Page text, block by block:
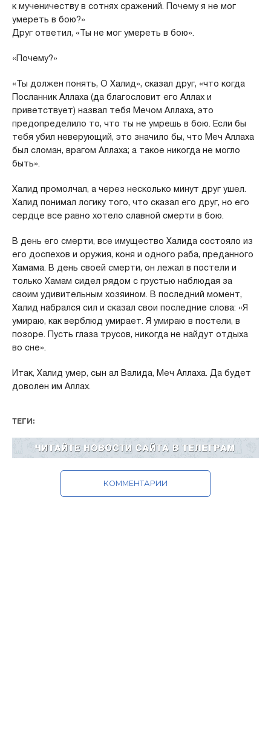
к мученичеству в сотнях сражений. Почему я не мог
умереть в бою?»
Друг ответил, «Ты не мог умереть в бою».
«Почему?»
«Ты должен понять, О Халид», сказал друг, «что когда
Посланник Аллаха (да благословит его Аллах и
приветствует) назвал тебя Мечом Аллаха, это
предопределило то, что ты не умрешь в бою. Если бы
тебя убил неверующий, это значило бы, что Меч Аллаха
был сломан, врагом Аллаха; а такое никогда не могло
быть».
Халид промолчал, а через несколько минут друг ушел.
Халид понимал логику того, что сказал его друг, но его
сердце все равно хотело славной смерти в бою.
В день его смерти, все имущество Халида состояло из
его доспехов и оружия, коня и одного раба, преданного
Хамама. В день своей смерти, он лежал в постели и
только Хамам сидел рядом с грустью наблюдая за
своим удивительным хозяином. В последний момент,
Халид набрался сил и сказал свои последние слова: «Я
умираю, как верблюд умирает. Я умираю в постели, в
позоре. Пусть глаза трусов, никогда не найдут отдыха
во сне».
Итак, Халид умер, сын ал Валида, Меч Аллаха. Да будет
доволен им Аллах.
ТЕГИ:
КОММЕНТАРИИ